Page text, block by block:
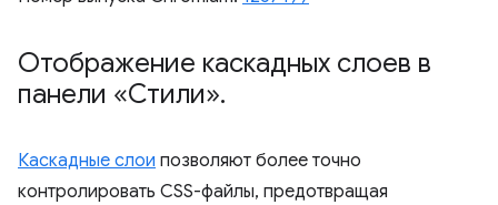
Отображение каскадных слоев в
панели «Стили».
Каскадные слои позволяют более точно
контролировать CSS-файлы, предотвращая